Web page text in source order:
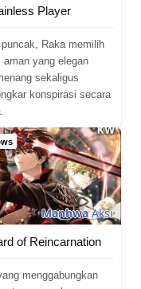
Player
Raka memilih
aman yang elegan
sekaligus
konspirasi secara
ManhwaAksi
of Reincarnation
menggabungkan